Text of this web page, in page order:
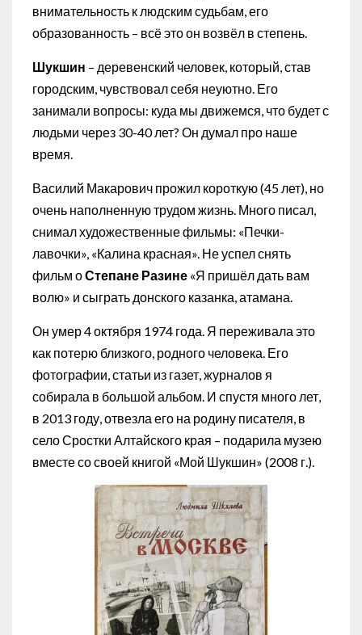
внимательность к людским судьбам, его
образованность – всё это он возвёл в степень.
Шукшин – деревенский человек, который, став
городским, чувствовал себя неуютно. Его
занимали вопросы: куда мы движемся, что будет с
людьми через 30-40 лет? Он думал про наше
время.
Василий Макарович прожил короткую (45 лет), но
очень наполненную трудом жизнь. Много писал,
снимал художественные фильмы: «Печки-
лавочки», «Калина красная». Не успел снять
фильм оСтепане Разине «Я пришёл дать вам
волю» и сыграть донского казанка, атамана.
Он умер 4 октября 1974 года. Я переживала это
как потерю близкого, родного человека. Его
фотографии, статьи из газет, журналов я
собирала в большой альбом. И спустя много лет,
в 2013 году, отвезла его на родину писателя, в
село Сростки Алтайского края – подарила музею
вместе со своей книгой «Мой Шукшин» (2008 г.).